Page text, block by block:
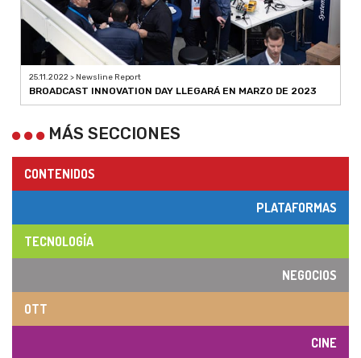
25.11.2022 > Newsline Report
BROADCAST INNOVATION DAY LLEGARÁ EN MARZO DE 2023
MÁS SECCIONES
CONTENIDOS
PLATAFORMAS
TECNOLOGÍA
NEGOCIOS
OTT
CINE